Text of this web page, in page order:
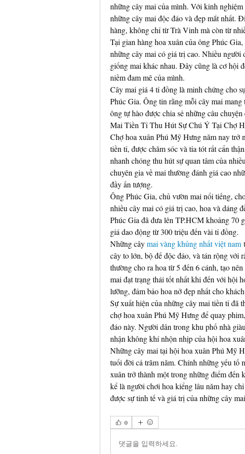
những cây mai của mình. Với kinh
những cây mai độc đáo và đẹp mắt nhất.
hàng, không chỉ từ Trà Vinh mà còn từ
Tại gian hàng hoa xuân của ông Phúc
những cây mai có giá trị cao. Nhiều người
giống mai khác nhau. Đây cũng là cơ hội
niềm đam mê của mình.
Cây mai giá 4 tỉ đồng là minh chứng cho
Phúc Gia. Ông tin rằng mỗi cây mai
ông tự hào được chia sẻ những câu
Mai Tiền Tỉ Thu Hút Sự Chú Ý Tại Chợ
Chợ hoa xuân Phú Mỹ Hưng năm nay trở
tiền tỉ, được chăm sóc và tỉa tót rất cẩn
nhanh chóng thu hút sự quan tâm của
chuyên gia về mai thường đánh giá cao
đầy ấn tượng.
Ông Phúc Gia, chủ vườn mai nổi tiếng,
nhiều cây mai có giá trị cao, hoa và dáng
Phúc Gia đã đưa lên TP.HCM khoảng 70
giá dao động từ 300 triệu đến vài tỉ đồng.
Những cây mai vàng khủng nhất việt nam
cây to lớn, bộ đế độc đáo, và tán rộng với
thường cho ra hoa từ 5 đến 6 cánh, tạo
mai đạt trạng thái tốt nhất khi đến với hội
lưỡng, đảm bảo hoa nở đẹp nhất cho
Sự xuất hiện của những cây mai tiền tỉ đã
chợ hoa xuân Phú Mỹ Hưng để quay
đáo này. Người dân trong khu phố nhà
nhận không khí nhộn nhịp của hội hoa
Những cây mai tại hội hoa xuân Phú Mỹ
tuổi đời cả trăm năm. Chính những yếu tố
xuân trở thành một trong những điểm
kể là người chơi hoa kiểng lâu năm hay
được sự tinh tế và giá trị của những cây
0
댓글을 입력하세요.